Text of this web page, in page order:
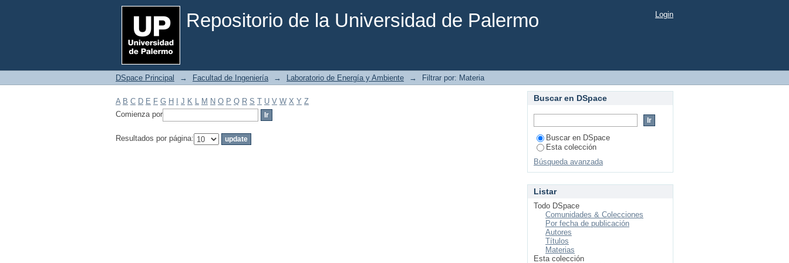
Repositorio de la Universidad de Palermo
Filtrar por: Materia Login
DSpace Principal → Facultad de Ingeniería → Laboratorio de Energía y Ambiente → Filtrar por: Materia
A B C D E F G H J K L M N O P Q R S T U V W X Y Z
Comienza por
Resultados por página:
Buscar en DSpace
Buscar en DSpace
Esta colección
Búsqueda avanzada
Listar
Todo DSpace
Comunidades & Colecciones
Por fecha de publicación
Autores
Títulos
Materias
Esta colección